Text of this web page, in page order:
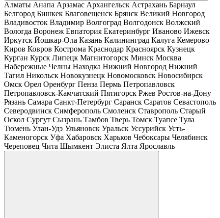
Алматы Анапа Арзамас Архангельск Астрахань Барнаул
Белгород Бишкек Благовещенск Брянск Великий Новгород
Владивосток Владимир Волгоград Волгодонск Волжский
Вологда Воронеж Евпатория Екатеринбург Иваново Ижевск
Иркутск Йошкар-Ола Казань Калининград Калуга Кемерово
Киров Ковров Кострома Краснодар Красноярск Кузнецк
Курган Курск Липецк Магнитогорск Минск Москва
Набережные Челны Находка Нижний Новгород Нижний
Тагил Никольск Новокузнецк Новомосковск Новосибирск
Омск Орел Оренбург Пенза Пермь Петропавловск
Петропавловск-Камчатский Пятигорск Ржев Ростов-на-Дону
Рязань Самара Санкт-Петербург Саранск Саратов Севастополь
Северодвинск Симферополь Смоленск Ставрополь Старый
Оскол Сургут Сызрань Тамбов Тверь Томск Туапсе Тула
Тюмень Улан-Удэ Ульяновск Уральск Уссурийск Усть-
Каменогорск Уфа Хабаровск Харьков Чебоксары Челябинск
Череповец Чита Шымкент Элиста Ялта Ярославль